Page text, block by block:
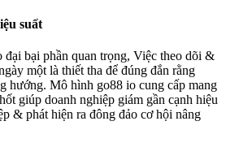
suất
bại phần quan trọng, Việc theo dõi &
một là thiết tha để đúng đắn rằng
hướng. Mô hình go88 io cung cấp mang
giúp doanh nghiệp giám gần cạnh hiệu
& phát hiện ra đông đảo cơ hội nâng